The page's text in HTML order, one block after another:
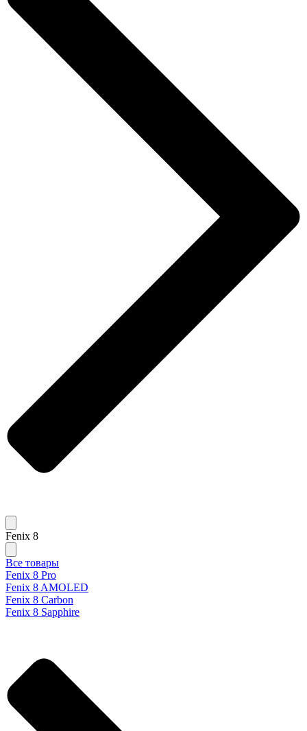
Fenix 8
Все товары
Fenix 8 Pro
Fenix 8 AMOLED
Fenix 8 Carbon
Fenix 8 Sapphire